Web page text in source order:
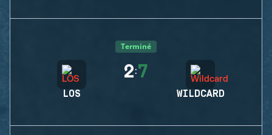
Terminé
LOS
2:7
WILDCARD